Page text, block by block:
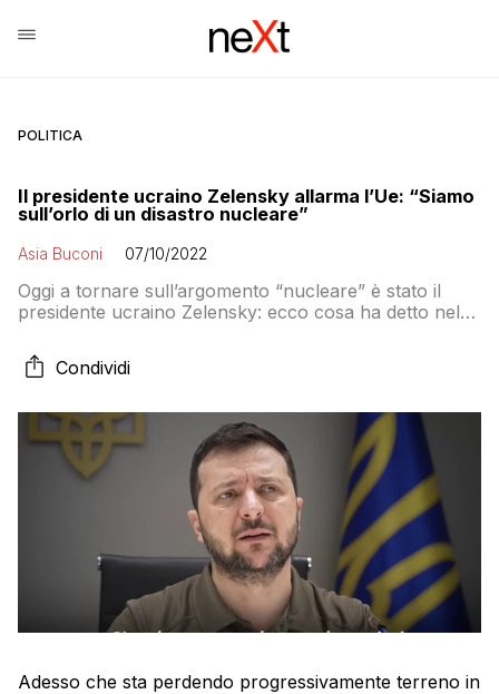
POLITICA
Il presidente ucraino Zelensky allarma l’Ue: “Siamo
sull’orlo di un disastro nucleare”
Asia Buconi 07/10/2022
Oggi a tornare sull’argomento “nucleare” è stato il
presidente ucraino Zelensky: ecco cosa ha detto nel
Condividi
Adesso che sta perdendo progressivamente terreno in